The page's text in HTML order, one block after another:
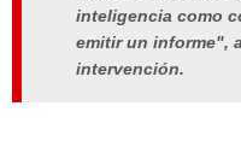
inteligencia como
emitir un informe",
intervención.